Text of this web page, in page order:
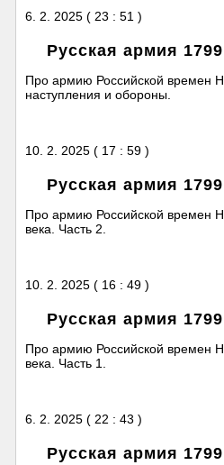
6. 2. 2025 ( 23 : 51 )
Русская армия
Про армию Российской времен
наступления и обороны.
10. 2. 2025 ( 17 : 59 )
Русская армия
Про армию Российской времен
века. Часть 2.
10. 2. 2025 ( 16 : 49 )
Русская армия
Про армию Российской времен
века. Часть 1.
6. 2. 2025 ( 22 : 43 )
Русская армия